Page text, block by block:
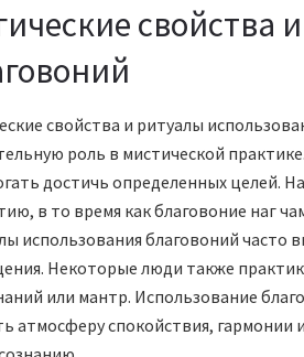
свойства
свойства и ритуалы
роль в мистической
достичь определенных целей.
в то время как благовоние наг
использования благовоний часто
Некоторые люди также
или мантр. Использование
атмосферу спокойствия, гармонии